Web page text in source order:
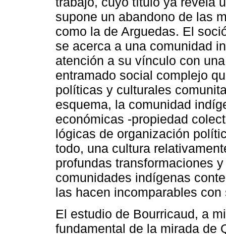
supone un abandono de las
como la de Arguedas. El
se acerca a una comunidad
atención a su vínculo con
entramado social complejo
políticas y culturales
esquema, la comunidad
económicas -propiedad
lógicas de organización
todo, una cultura
profundas transformaciones
comunidades indígenas
las hacen incomparables
El estudio de Bourricaud, a
fundamental de la mirada de